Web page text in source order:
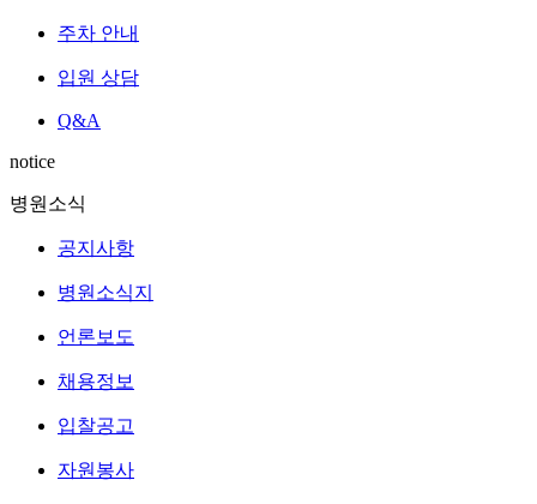
주차 안내
입원 상담
Q&A
notice
병원소식
공지사항
병원소식지
언론보도
채용정보
입찰공고
자원봉사